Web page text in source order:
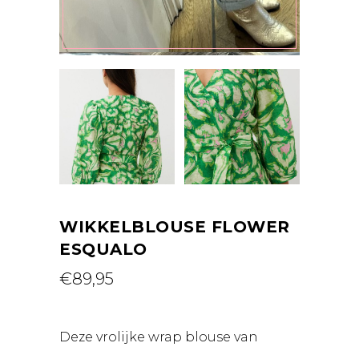
WIKKELBLOUSE FLOWER
ESQUALO
€89,95
Deze vrolijke wrap blouse van